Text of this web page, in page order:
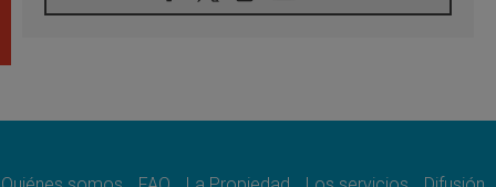
06.08.2026
derriba los muros que separan